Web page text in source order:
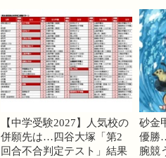
【中学受験2027】人気校の
併願先は…四谷大塚「第2
回合不合判定テスト」結果
砂金
優勝
腕競